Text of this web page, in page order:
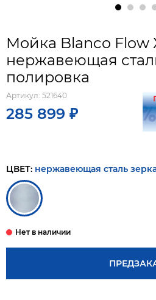
Мойка Blanco Flow
нержавеющая
полировка
Артикул: 521640
285 899 ₽
ЦВЕТ: нержавеющая сталь